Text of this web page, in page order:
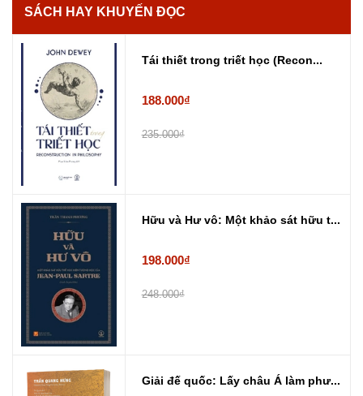
SÁCH HAY KHUYẾN ĐỌC
Tái thiết trong triết học (Recon...
188.000₫
235.000₫
Hữu và Hư vô: Một khảo sát hữu t...
198.000₫
248.000₫
Giải đế quốc: Lấy châu Á làm phư...